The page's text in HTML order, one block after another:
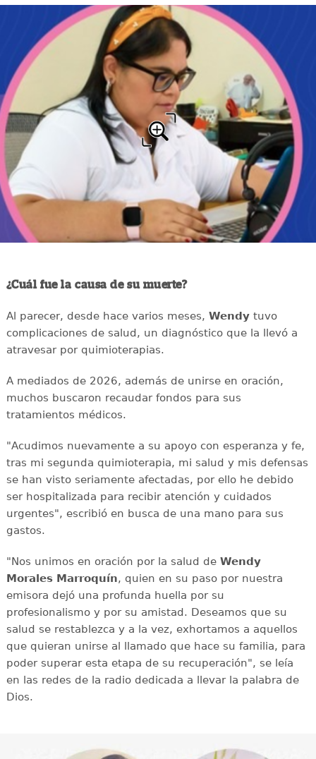
¿Cuál fue la causa de su muerte?
Al parecer, desde hace varios meses, Wendytuvo
complicaciones de salud, un diagnóstico que la llevó a
atravesar por quimioterapias.
A mediados de 2026, además de unirse en oración,
muchos buscaron recaudar fondos para sus
tratamientos médicos.
"Acudimos nuevamente a su apoyo con esperanza y fe,
tras mi segunda quimioterapia, mi salud y mis defensas
se han visto seriamente afectadas, por ello he debido
ser hospitalizada para recibir atención y cuidados
urgentes", escribió en busca de una mano para sus
gastos.
"Nos unimos en oración por la salud de Wendy
Morales Marroquín, quien en su paso por nuestra
emisora dejó una profunda huella por su
profesionalismo y por su amistad. Deseamos que su
salud se restablezca y a la vez, exhortamos a aquellos
que quieran unirse al llamado que hace su familia, para
poder superar esta etapa de su recuperación", se leía
en las redes de la radio dedicada a llevar la palabra de
Dios.